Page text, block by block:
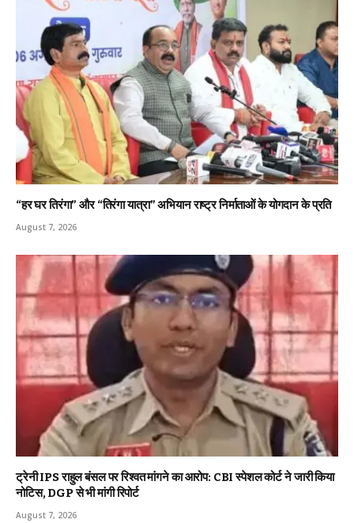
“हर घर तिरंगा” और “तिरंगा यात्रा” अभियान राष्ट्र निर्माताओं के योगदान के प्रति
August 7, 2026
ट्रेनी IPS राहुल बंसल पर रिश्वत मांगने का आरोप: CBI स्पेशल कोर्ट ने जारी किया
नोटिस, DGP से भी मांगी रिपोर्ट
August 7, 2026